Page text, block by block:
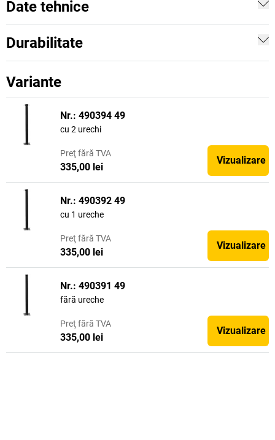
Date tehnice
Durabilitate
Variante
Nr.: 490394 49
cu 2 urechi
Preţ fără TVA
335,00 lei
Vizualizare
Nr.: 490392 49
cu 1 ureche
Preţ fără TVA
335,00 lei
Vizualizare
Nr.: 490391 49
fără ureche
Preţ fără TVA
335,00 lei
Vizualizare